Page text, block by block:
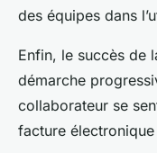
des équipes dans
Enfin, le succès de
démarche
collaborateur se
facture